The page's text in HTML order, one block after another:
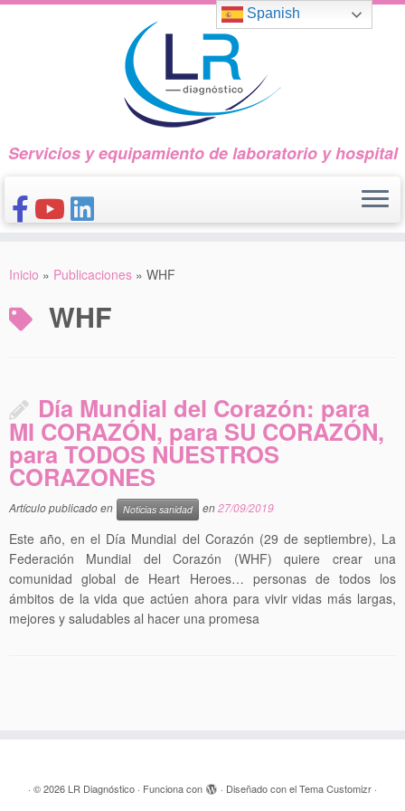
Saltar
Servicios y equipamiento de laboratorio y hospital
CONÓCENOS
NUESTROS PRODUCTOS
Inicio » Publicaciones » WHF
WHF
Día Mundial del Corazón: para
MI CORAZÓN, para SU CORAZÓN,
para TODOS NUESTROS
CORAZONES
Artículo publicado en Noticias sanidad en27/09/2019
Este año, en el Día Mundial del Corazón (29 de septiembre), La
Federación Mundial del Corazón (WHF) quiere crear una
comunidad global de Heart Heroes… personas de todos los
ámbitos de la vida que actúen ahora para vivir vidas más largas,
mejores y saludables al hacer una promesa
· © 2026 LR Diagnóstico · Funciona con · Diseñado con elTema Customizr ·
Spanish